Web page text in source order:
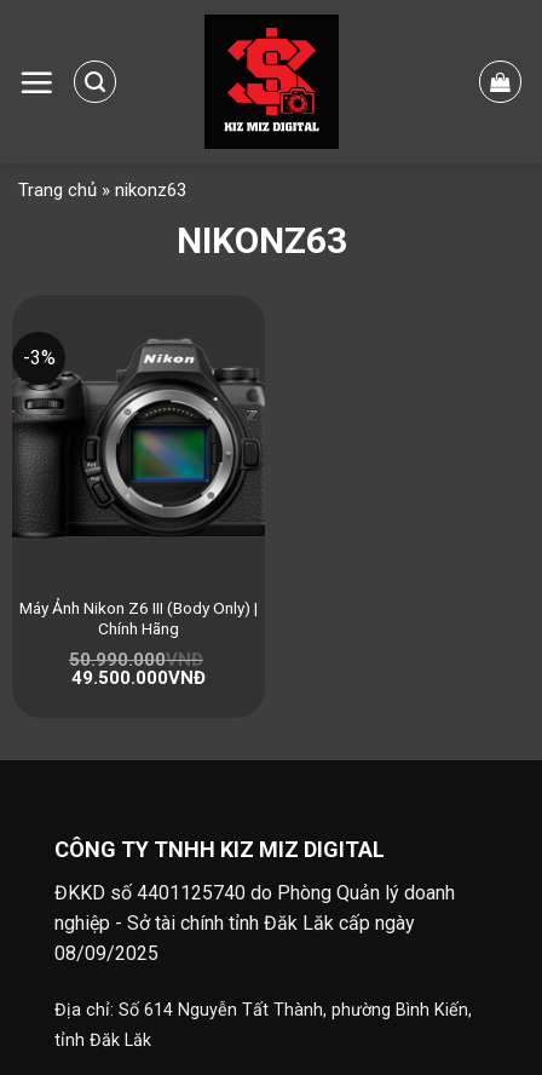
content
Trang chủ » nikonz63
NIKONZ63
-3%
Máy Ảnh Nikon Z6 III (Body Only) |
Chính Hãng
50.990.000VNĐ
49.500.000VNĐ
CÔNG TY TNHH KIZ MIZ DIGITAL
ĐKKD số 4401125740 do Phòng Quản lý doanh
nghiệp - Sở tài chính tỉnh Đăk Lăk cấp ngày
08/09/2025
Địa chỉ: Số 614 Nguyễn Tất Thành, phường Bình Kiến,
tỉnh Đăk Lăk